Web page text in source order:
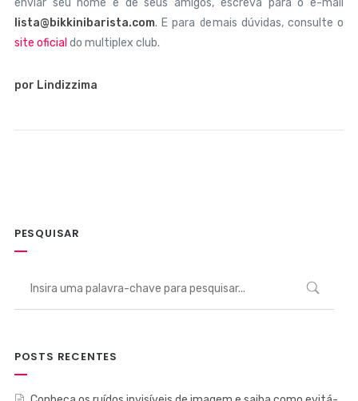
enviar seu nome e de seus amigos, escreva para o e-mail
lista@bikkinibarista.com. E para demais dúvidas, consulte o
site oficial do multiplex club.
por Lindizzima
PESQUISAR
POSTS RECENTES